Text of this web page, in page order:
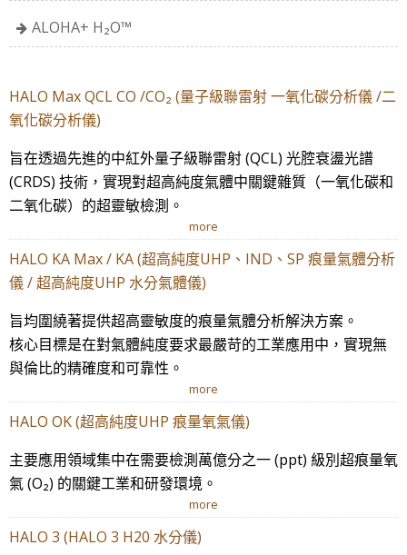
ALOHA+ H₂O™
HALO Max QCL CO /CO₂ (量子級聯雷射 一氧化碳分析儀 /二
氧化碳分析儀)
旨在透過先進的中紅外量子級聯雷射 (QCL) 光腔衰盪光譜
(CRDS) 技術，實現對超高純度氣體中關鍵雜質（一氧化碳和
二氧化碳）的超靈敏檢測。
more
HALO KA Max / KA (超高純度UHP、IND、SP 痕量氣體分析
儀 / 超高純度UHP 水分氣體儀)
旨均圍繞著提供超高靈敏度的痕量氣體分析解決方案。
核心目標是在對氣體純度要求最嚴苛的工業應用中，實現無
與倫比的精確度和可靠性。
more
HALO OK (超高純度UHP 痕量氧氣儀)
主要應用領域集中在需要檢測萬億分之一 (ppt) 級別超痕量氧
氣 (O₂) 的關鍵工業和研發環境。
more
HALO 3 (HALO 3 H20 水分儀)